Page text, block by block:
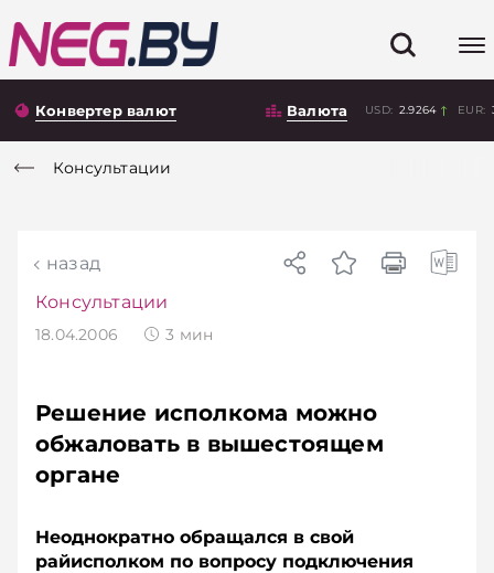
Конвертер валют Валюта USD: 2.9264 EUR:
Консультации
назад
Консультации
18.04.2006 3 мин
Решение исполкома можно
обжаловать в вышестоящем
органе
Неоднократно обращался в свой
райисполком по вопросу подключения